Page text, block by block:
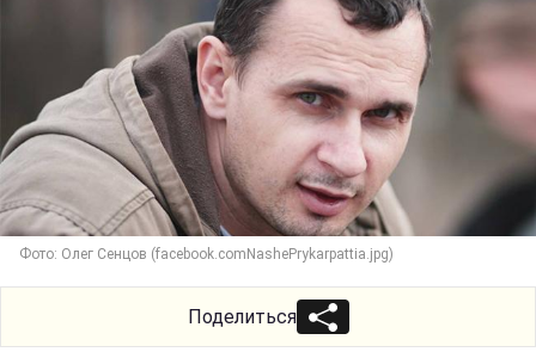
Фото: Олег Сенцов (facebook.comNashePrykarpattia.jpg)
Поделиться